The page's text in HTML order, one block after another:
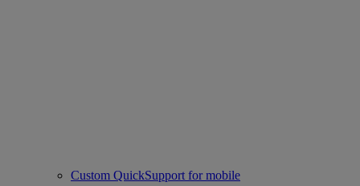
Custom QuickSupport for mobile